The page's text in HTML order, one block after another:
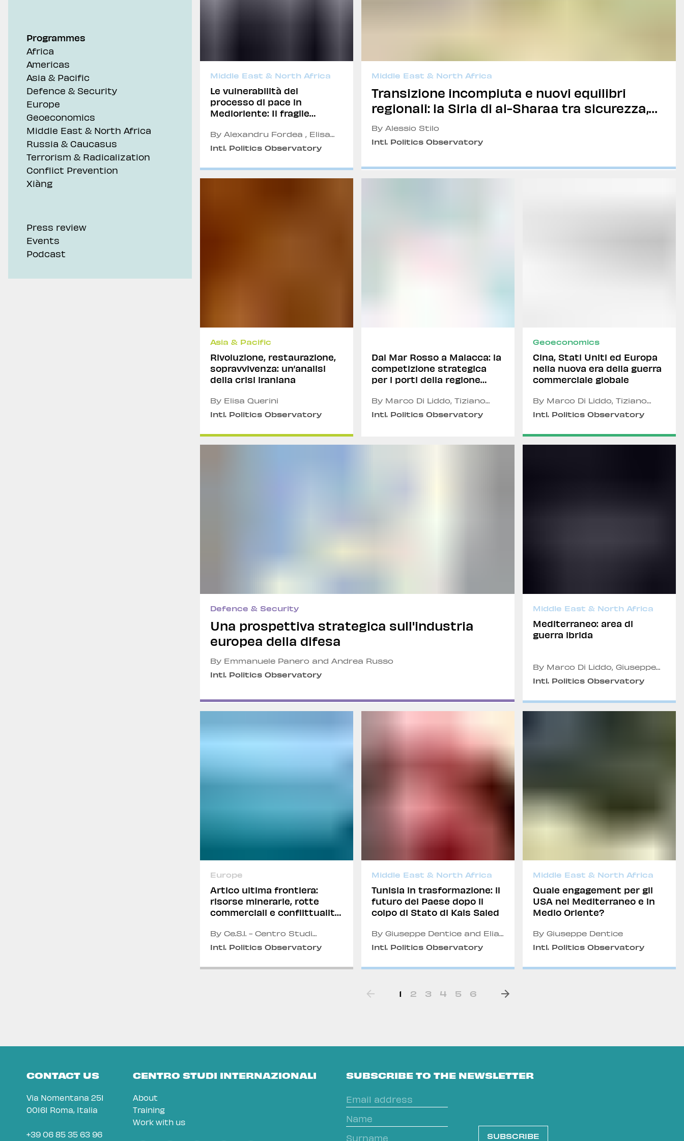
Programmes
Africa
Americas
Asia & Pacific
Defence & Security
Europe
Geoeconomics
Middle East & North Africa
Russia & Caucasus
Terrorism & Radicalization
Conflict Prevention
Xiàng
Press review
Events
Podcast
Middle East & North Africa
Le vulnerabilità del
processo di pace in
Medioriente: Il fragile
Stati Uniti e l’ombra della
rigidità israeliana
By Alexandru Fordea , Elisa
Intl. Politics Observatory
Middle East & North Africa
Transizione incompiuta e nuovi equilibri
regionali: la Siria di al-Sharaa tra sicurezza,
influenza esterna e prospettive di
stabilizzazione
By Alessio Stilo
Intl. Politics Observatory
Asia & Pacific
Rivoluzione, restaurazione,
sopravvivenza: un’analisi
della crisi iraniana
By Elisa Querini
Intl. Politics Observatory
Dal Mar Rosso a Malacca: la
competizione strategica
per i porti della regione
By Marco Di Liddo, Tiziano
Andrea Russo and Alexandru
Intl. Politics Observatory
Geoeconomics
Cina, Stati Uniti ed Europa
nella nuova era della guerra
commerciale globale
By Marco Di Liddo, Tiziano
and Davide Maiello
Intl. Politics Observatory
Defence & Security
Una prospettiva strategica sull'industria
europea della difesa
By Emmanuele Panero and Andrea Russo
Intl. Politics Observatory
Middle East & North Africa
Mediterraneo: area di
guerra ibrida
By Marco Di Liddo, Giuseppe
Emmanuele Panero and
Intl. Politics Observatory
Europe
Artico ultima frontiera:
risorse minerarie, rotte
commerciali e conflittualità
Grande Nord
By Ce.S.I. - Centro Studi
Intl. Politics Observatory
Middle East & North Africa
Tunisia in trasformazione: il
futuro del Paese dopo il
colpo di Stato di Kais Saied
By Giuseppe Dentice and Elia
Intl. Politics Observatory
Middle East & North Africa
Quale engagement per gli
USA nel Mediterraneo e in
Medio Oriente?
By Giuseppe Dentice
Intl. Politics Observatory
1 2 3 4 5 6
CONTACT US
Via Nomentana 251
00161 Roma, Italia
+39 06 85 35 63 96
CENTRO STUDI INTERNAZIONALI
About
Training
Work with us
SUBSCRIBE TO THE NEWSLETTER